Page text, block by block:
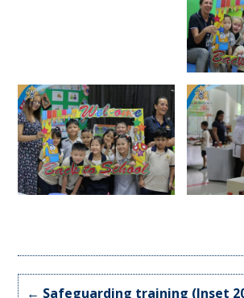
← Safeguarding training (Inset